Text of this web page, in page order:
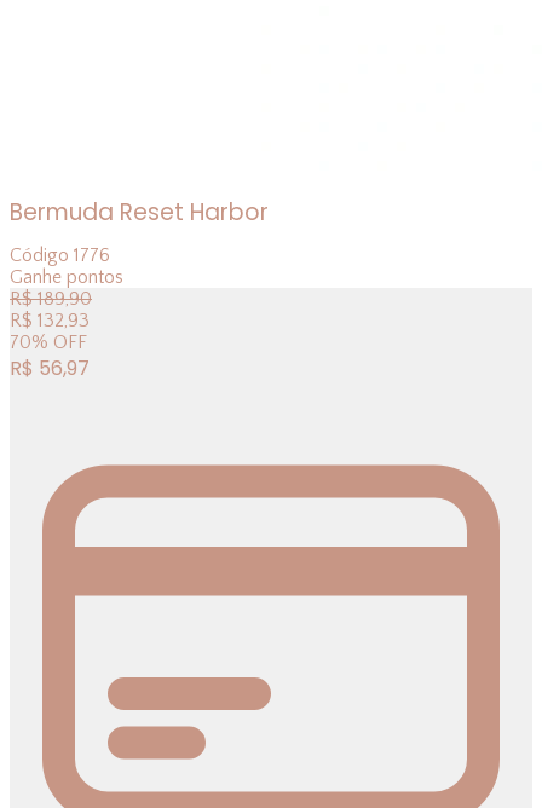
Bermuda Reset Harbor
Código 1776
Ganhe pontos
R$189,90
R$ 132,93
70% OFF
R$ 56,97